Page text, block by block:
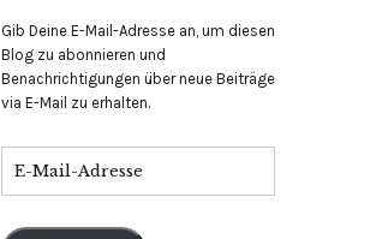
Gib Deine E-Mail-Adresse an, um diesen
Blog zu abonnieren und
Benachrichtigungen über neue Beiträge
via E-Mail zu erhalten.
Mail-